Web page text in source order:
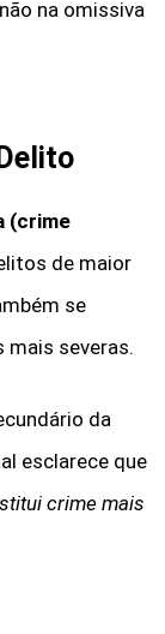
na omissiva
(crime
de maior
se
severas.
da
esclarece que
crime mais